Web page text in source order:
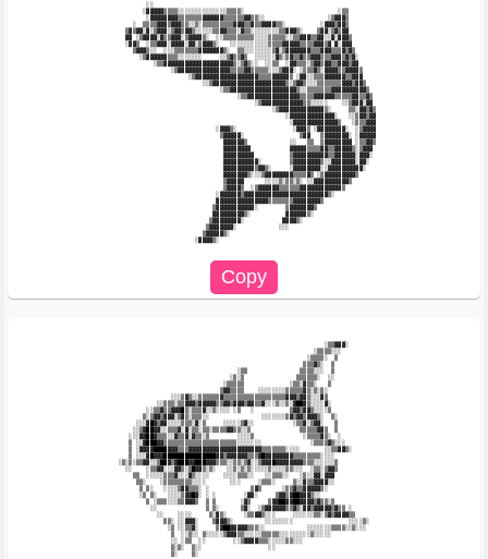
                ░░
               ░▓▓▓▓▓▒▒▒▒░░░░░░░░░░░░░░▒▒▒▒░                           ░▒▒
                ░▓▓▓▓▓▓▓▓▒▒▒▒▒▒▒▓▓▓▓▓▓▒▒▒▒▒▒▓▓▒▒░░                  ░▒▓▓▓▒
            ░  ▒▒▒▒▓▓▓▒▓▓▓▒▒░░▒░▒▒▒▒▒▒▒▒▒▓▓▓▒▒▓▒▒▓▓▓▓▒▒░          ░▓▓▓▒▓▓▒
          ▒▓▒▓▓░▓░▒▓▓▓░▒▓▓▒▓▓▒░░░░░▒▒▓▓▒▒▒░▓▒▒░░░░░░░░▒▒▓▓▓▒░    ▒▓▓░▒▓▒▓▓
          ▓▓ ░▒▓▓▓▓░▓▒▒▓▓▓░▒▓▓▓▓▒░  ░░▒▒▒▒▒▒▒▒▒░░░░▒▒▒▒▒░░▒▒▓▓▓▒▒▓▓░░▓░▓▓▓▒
          ░▓▓▒  ░▒▒▓▓▓░▓▓▓▓░▓▓░▒▓▓▓▒░   ░░░░░░░░░░░▒▒▒▒▓▓▓▓▓▒▒▒▒▓▓▓▒▓ ▓░▓▓▓
            ▒▓▓▓▒░░  ░░░▒▒▒▒▒▒▒▓▓▓▓▓▓▓▒░  ▒▒░░░░░░░░▒▓░▒▓▓▓▓▓▓▓▒▒▒▓▓▓▒▒▒▓▒▓▒
              ░▒▓▓▓▓▓▓▒▒▒░░░░░░░     ░░▒▓▒▒▓▒  ░░░░░░▓▒░▒▓▒▒▓▒▒▓▓▓▒▒▒▓▓▓▒▓▒▓░
                  ░▒▒▓▓▓▓▓▓▓▓▓▓▓▓▓▓▓▓▓▓▓▓▒░▒▓▒░░  ░░▒▒  ░▓▓▒▒▒░▒▓▓▒▓▓▒▒▓▓▓▒▓▓
                       ░▒▓▓▓▓▓▓▓▓▓▓▓▓▓▓▓▒▒▒▒▓▓▒▒▒▒▒░░░▒▓▓▓░ ░▒▒▒▓▒░▓▓▓▓▒▒▓▓▓▓▒
                            ░▒▓▓▓▓▓▓▓▓▓▓▓▓▓▓▓▓▓▓▒▒▒▒▓▓▓▓▓▒ ░▓▓░░▒▒▒▓▓▓▓▓▓▒▒▓▓▓
                                ░░▒▓▓▓▓▓▓▓▓▓▓▓▓▓▓▓▓▓▓▓▓▓▒░▒▓▓▒░░░▒▒▒▒▒▒▒▓▓▓▒▓▓▒
                                     ░▒▒▓▓▓▓▓▓▓▓▓▓▓▓▓▓▓▓▓▓▓▒░░▒▒▒▒▒▒▒▓▓▓▓▓▓▓▓▓▓▒
                                          ░▒▒▓▓▓▓▓▓▓▓▓▓▓▓▓▓▓▒▒▒▒▓▓▓▓▓▓▒▒▒▒▒▓▓▒▒▓▒
                                               ░▒▓▓▓▓▓▓▓▓▓▓▓▓▒▒░░░░░    ░░▒▓▓▓░▓▓
                                                    ░▒▓▓▓▓▓▓▓▓▓▓▓▓▓▒░     ▒▒░▓▓▒▓▒
                                                        ░▓▓▓▓▓▓▓▓▓▓▓▓▓░   ░░▒▓▓▒▓▓
                                                         ░▓▓▓▓▓▓▓▓▓▓▓▓▓▒   ░▒▒▒▓▓▓
                                    ░▓▓▓▒░                ░▓▓▓▒ ░▓▓▓▓▓▓▓▓░  ░▒▓▓▓▓
                                     ▒▓▓▓▓▓░                ▒▓▓   ▒▓▓▓▓▓▓▓░ ░▓▓▓▓▓
                                      ▓▓▓▓▓▓▒            ░░   ▒▒  ▒▓▓▓▓▓▓▓▓ ░▒▒▓▓▒
                                      ▓▓▓▓▓▓▓▓           ▓▓▓▓▓▒▒▒▒▓▓▒▒▓▓▓▓▓▒░▒▓▓▓
                                      ▓▓▓▓▓▓▓▓▓          ▒▓▓▓▓▓▓▓▓▓▓▒▒▓▓▓▓▓▓░▓▓▓░
                                      ▓▓▓▓▓▓▓▓▓▓░        ▒▓▓▓▓▓▓▓▓▒░░▓▓▓▓▓▓▓░▓▓░
                                      ▓▓▓▓▓▓▓▓▓▒▓▓▒░     ░▓▓▓▓▓▓▓▓░░▓▓▓▓▓▓▓▓▓▓░
                                      ▓▓▓▓▓▓▓▒░░░▒▓▓▓▓▓▓▓▓▒▒▒▒▓▒ ░▒▓▓▓▓▓▓▓▓▓▒
                                      ▒▓▓▓▓▓      ░░░░▒░▒▒░▒░ ░░▓▓▓▓▓▓▓▓▓▓▒
                                      ▒▓▓▓▓▒  ░▒▓▓▓▓▓▓▒▒▒▒▒▒▓▓▓▓▓▓▓▓▓▓▓▓▒
                                    ░▓▓▓▓▓▓▒▓▓▓▓▓▓▓▓▓▓▓▓▓▓▓▓▓▓▓▓▓▓▓▓▒░
                                    ▓▓▓▓▓▓▓▓▓▓▓▓▓▓▓▒▒▒▒▒▒▒▓▓▓▓▓▓▓▓▒
                                   ▒▓▓▓▓▓▓▓▓▓▓▓░        ▒▓▓▓▓▓▓▓▒
                                   ▓▓▓▓▓▓▓▓▓▒░          ▓▓▓▓▓▓▒░
                                  ▒▓▓▓▓▓▓▓▓░           ▓▓▓▓▒░
                                 ▒▓▓▓▓▓▓▓░            ░░░
                                ▒▓▓▓▓▓▒░
                              ░▓▓▓▓▒░
                                                                   ░▒▒▓▓▓░
                                                                ░▒▒▒▒░░░
                                                              ░▒▒▒▒░  ▒
                                                             ▒▒▒▓▒░  ▒
                                          ░▒▒               ▒▒▒▒░░░  ▒
                                        ░▒░▒               ▒▒▒▒▒▒░  ░░
                                      ░▒▒▒▒▒             ░▒▒░▓▒▒░   ▒
                                     ▒▓▓▒▒▒▒    ░░░░░░░░▒▒▒▒▒▓▒░▒░▒░
                       ░░░▒▓▒░░▒▒▒▒▒▒▓▒▒▒▒▒▒▒▒▒▒▒▒▒▒▒▒▒▒▓▓▓▒▓▓▒░░░▓▒
                   ░░▒▒▒░▒▒▓▓▓▒▓▓▓▓▓▒▒▓▓▒▓▓▓▒▓▓▒▒▓░░░▒░░▒░▓██▓▒░░░░▓░
                ░░▒▒▓▒▒▓▓▓█▒░▒▒▒▓░░▒░░░░ ░▒   ░          ▒▓▓▒▓▓▒░░░░▒
               ▒░▒▓▓▒▓▓▓░▒▓▒░▒▒▒░░               ░░░░░░░▒▓▒▓▓▒▓▓▓▒░  ▒░
             ░░░▓█▓▒▓▓░░░░▒▒▒░▓░▒     ░░░░░▒▓░░           ░▒▒▓░▒▓▓░   ▒
            ░░▒▓██▓▓░░▒▒▒▓░▓░▒▒░▒▒░▒▒▒▒▓▓▒▒░░▒              ▒▒▒▒▒▓▓▒  ▒
           ░░░▓▓██▓▒▒▒░░▓▒▒▓░▓▒▒░▒        ░░░░▒              ░▒▒▒▒▓▒░  ░
           ▒ ░░▓███▓▓▒▒▒▒▒▒▒▒▒▒▒▒▒▒▒▒▒▒▒▒▒░░░░░░░              ░▒▒▒▒▓▒░░░
           ▒ ░▓▓▓▓████▓▓▓▒▒▒▓▓▓▓▓▓▓▓▓▓▓▓▓▓▓▓▓▓▓▓▓▒▒▒▒▒▒▒░░░░       ░░▒▒▓▓▒░
           ▒ ░░░▓█▓▓▓███████████████▓▓▒▓▓▓▓▓▓▒▒▒▓█▓▓▓▓▓▓▓▓▒▒▒▒▒▒▒▒░░░░
        ░▒░▒░▒▒▓▓░░▒██▓▒▓███▓▓███▓▓▓▒▒▒░░▒▒░▒▓░░▒▓▓▓█▓▓▓▓▓▓▓▓▒▒▒░░░░░░▒
          ░░    ░▒▒▓▓░░░▓▓▒░▒█▓▓▒░▒░   ░░▒░▒░▒░░░░░▒░░░░▒▒░░░  ░▒▒░▒▓▓▒
            ▒▒  ░░░░░▒▒▒▓░░░▓▒░░░░    ░░░░▒▒▒░░   ░░▒▒▒░░   ░▒░░▓▓░▓▓▓
             ▒▒░    ░▒▒▒▒▒▒▒▒░░░░       ░░░     ░▒▒▒░     ▒░░▓▒▒▓▓▓▓░░
              ▒ ▒░   ░░░░▒▓▓▒▒▒░ ░            ▒▓▒      ░▒▒▓▒▒▓▓▓▓▓▒░
              ░▒ ▒░   ░░░░▒▓▓█▓░ ░ ░        ░▓▓░     ▒▓▓▒▓██▓▓▓▒░░
                ▒ ░▒▒▒░░░▒▒▓▓▓▒  ▒ ▒       ░▓▒     ▒▓▓██▓▓██▓▓▓▓▒▓▒▒░▒
                 ░░              ▒ ▒░      ▒▓░  ░▒▓▓▓▓▓▓▒▒▓▒░▓▓▒▓▓▓▓▓▒▓▒▒ ░
                   ░░    ░░░░     ▒░▓▒░     ░▒▒▓▓▒░░░     ░░░░░░▒▒░▒▓▒▓▓▓▓▒▒
                     ▒▒░ ░░▓▓▓░    ▒▓▓▓▒░         ░░░░░░░░                ░░░░▒░
                      ░▒ ░░▒▒▓░     ▒▓██▓▓▓▓▓▒▒▒░░            ░░░░░░░▒▒▒▒░░▒░░░
                       ▒  ░░▒░░ ▒░░░░░▒▓▓▓▒▒░░░░░▒▒▒▒▒░░░░░░░░░▒░░░░░
                       ░░ ░▒▒  ░░        ░░▒▓▓▓▓▒▒▒░░░░░▒▒░░░
                       ▒░▒░  ▒░░                   ░░
                       ▒░    ▒░